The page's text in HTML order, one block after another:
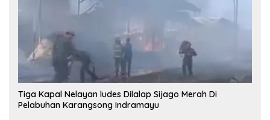
Tiga Kapal Nelayan ludes Dilalap Sijago Merah Di
Pelabuhan Karangsong Indramayu